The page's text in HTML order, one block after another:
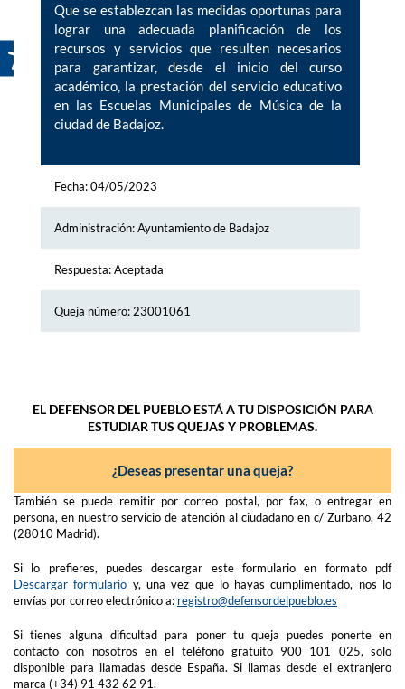
Que se establezcan las medidas oportunas para
lograr una adecuada planificación de los
recursos y servicios que resulten necesarios
para garantizar, desde el inicio del curso
académico, la prestación del servicio educativo
en las Escuelas Municipales de Música de la
ciudad de Badajoz.
Fecha: 04/05/2023
Administración: Ayuntamiento de Badajoz
Respuesta: Aceptada
Queja número: 23001061
EL DEFENSOR DEL PUEBLO ESTÁ A TU DISPOSICIÓN PARA
ESTUDIAR TUS QUEJAS Y PROBLEMAS.
¿Deseas presentar una queja?
También se puede remitir por correo postal, por fax, o entregar en
persona, en nuestro servicio de atención al ciudadano en c/ Zurbano, 42
(28010 Madrid).
Si lo prefieres, puedes descargar este formulario en formato pdf
Descargar formulario y, una vez que lo hayas cumplimentado, nos lo
envías por correo electrónico a: registro@defensordelpueblo.es
Si tienes alguna dificultad para poner tu queja puedes ponerte en
contacto con nosotros en el teléfono gratuito 900 101 025, solo
disponible para llamadas desde España. Si llamas desde el extranjero
marca (+34) 91 432 62 91.